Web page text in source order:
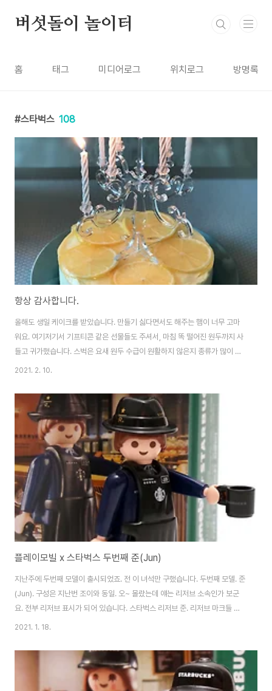
버섯돌이 놀이터
홈 태그 미디어로그 위치로그 방명록
스타벅스 108
항상 감사합니다.
올해도 생일 케이크를 받았습니다. 만들기 싫다면서도 해주는 햄이 너무 고마
워요. 여기저기서 기프티콘 같은 선물들도 주셔서, 마침 똑 떨어진 원두까지 사
들고 귀가했습니다. 스벅은 요새 원두 수급이 원활하지 않은지 종류가 많이 줄
었네요. 덕분에 즐겨먹던 과테말라 원두 씨가 말랐습니다. ㅜㅜ 올해는 조금 특
생일 이후에 나왔는데.. 덕분에 근 1년여만에 이 이벤트를 보내요. ㅎㅎ
2021. 2. 10.
플레이모빌 x 스타벅스 두번째 준(Jun)
지난주에 두번째 모델이 출시되었죠. 전 이 녀석만 구했습니다. 두번째 모델. 준
(Jun). 구성은 지난번 조이와 동일. 오~ 몰랐는데 얘는 리저브 소속인가 보군
요. 전부 리저브 표시가 되어 있습니다. 스타벅스 리저브 준. 리저브 마크들 예
쁘네요. 지난번 조이(Joy)와 함께. 역시 함께 두니 예쁘군요. [▣ lego,
플레이모빌 x 스타벅스. 그 첫번째 조이(Joy) 작년(2020)에 진행될 예정이었
던 콜라보. playmobil + STARBUCKS 코로나 거리두기 단계 격상으로 무기
한 연기되었던 그 이벤트가 신년에 찾아왔습니다. 저도 몰랐는데 햄이가 사왔
2021. 1. 18.